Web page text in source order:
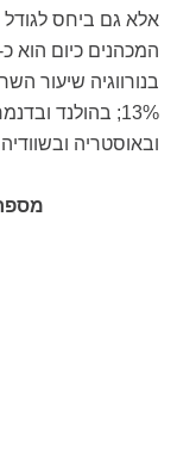
בנורווגיה שיעור
ובאוסטריה ובשוודיה –